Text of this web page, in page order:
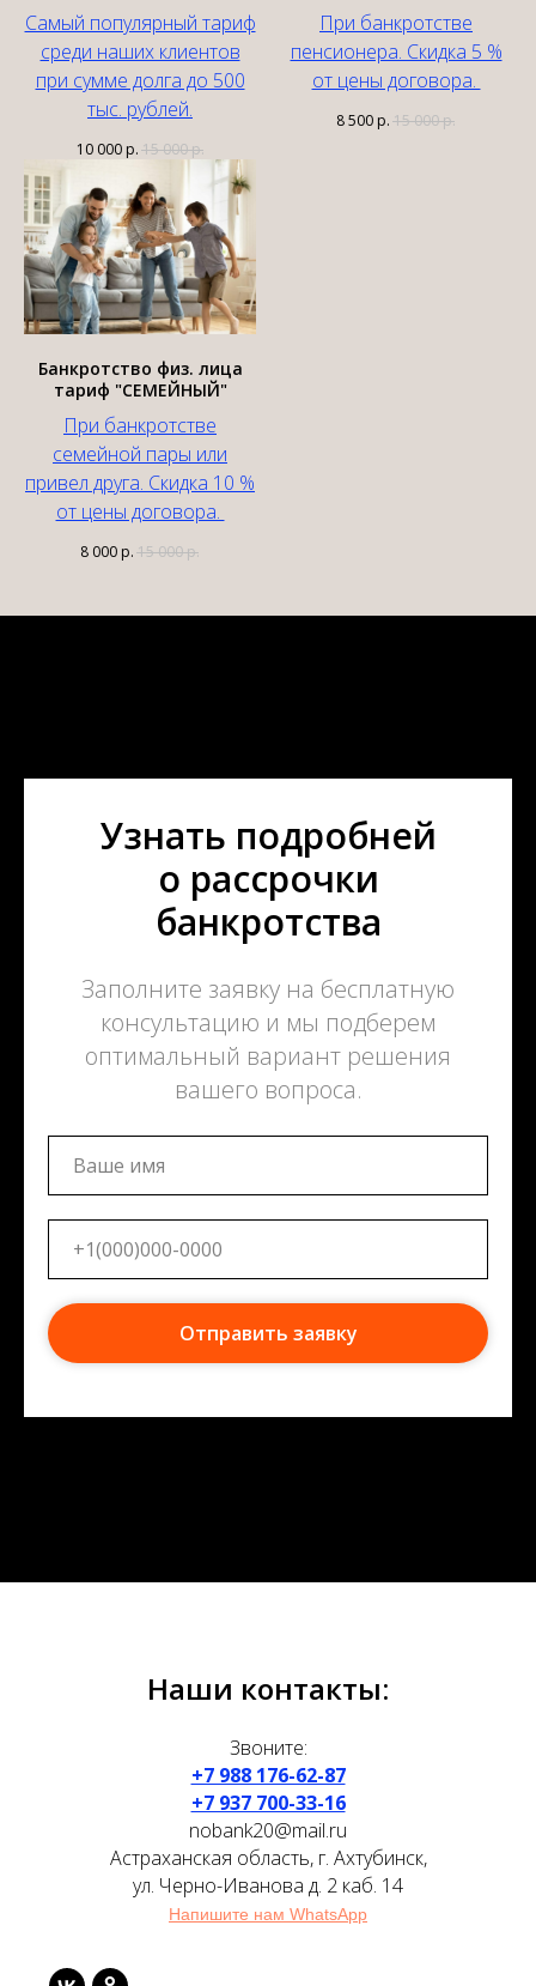
Самый популярный тариф
среди наших клиентов
при сумме долга до 500
тыс. рублей.
10 000 р. 15 000р.
При банкротстве
пенсионера. Скидка 5 %
от цены договора.
8 500 р. 15 000р.
Банкротство физ. лица
тариф "СЕМЕЙНЫЙ"
При банкротстве
семейной пары или
привел друга. Скидка 10 %
от цены договора.
8 000 р. 15 000р.
Узнать подробней
о рассрочки
банкротства
Заполните заявку на бесплатную
консультацию и мы подберем
оптимальный вариант решения
вашего вопроса.
Отправить заявку
Наши контакты:
Звоните:
+7 988 176-62-87
+7 937 700-33-16
nobank20@mail.ru
Астраханская область, г. Ахтубинск,
ул. Черно-Иванова д. 2 каб. 14
Напишите нам WhatsApp